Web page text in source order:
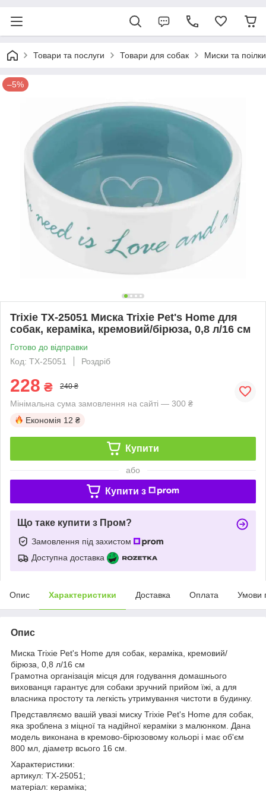
Товари та послуги Товари для собак Миски та
–5%
Trixie TX-25051 Миска Trixie Pet's Home для
собак, кераміка, кремовий/бірюза, 0,8 л/16 см
Готово до відправки
Код: TX-25051
Роздріб
228 ₴ 240 ₴
Мінімальна сума замовлення на сайті — 300 ₴
Економія 12 ₴
Купити
або
Купити з
Що таке купити з Пром?
Замовлення під захистом
Доступна доставка
Опис Характеристики Доставка Оплата Умови
Опис
Миска Trixie Pet's Home для собак, кераміка, кремовий/
бірюза, 0,8 л/16 см
Грамотна організація місця для годування домашнього
вихованця гарантує для собаки зручний прийом їжі, а для
власника простоту та легкість утримування чистоти в будинку.
Представляємо вашій увазі миску Trixie Pet's Home для собак,
яка зроблена з міцної та надійної кераміки з малюнком. Дана
модель виконана в кремово-бірюзовому кольорі і має об'єм
800 мл, діаметр всього 16 см.
Характеристики:
артикул: TX-25051;
матеріал: кераміка;